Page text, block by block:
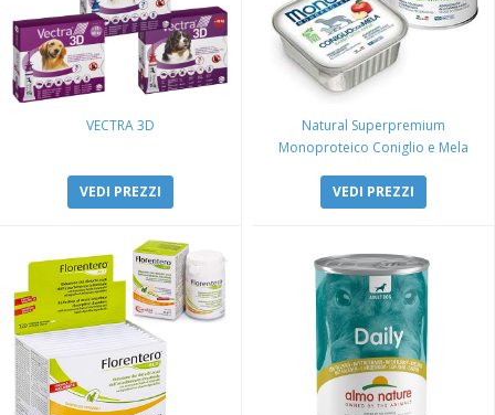
VECTRA 3D
VEDI PREZZI
Natural Superpremium
Monoproteico Coniglio e Mela
VEDI PREZZI